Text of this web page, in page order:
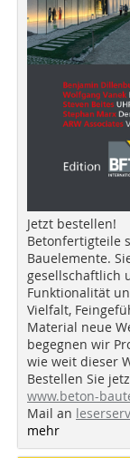
Jetzt bestellen!
Betonfertigteile
Bauelemente.
gesellschaftlich
Funktionalität
Vielfalt,
Material neue
begegnen wir
wie weit dieser
Bestellen Sie
www.beton-
Mail an
mehr